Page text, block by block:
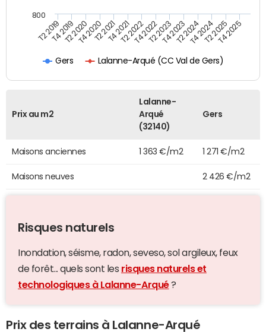
Gers Lalanne-Arqué (CC Val de Gers)
T2 2019T4 2019T2 2020T4 2020T2 2021T4 2021T2 2022T4 2022T2 2023T4 2023T2 2024T4 2024T2 2025T4 2025
800
Prix au m2
Lalanne-
Arqué
(32140)
Gers
Maisons anciennes 1 363 €/m2 1 271 €/m2
Maisons neuves 2 426 €/m2
Risques naturels
Inondation, séisme, radon, seveso, sol argileux, feux
de forêt... quels sont les risques naturels et
technologiques à Lalanne-Arqué?
Prix des terrains à Lalanne-Arqué